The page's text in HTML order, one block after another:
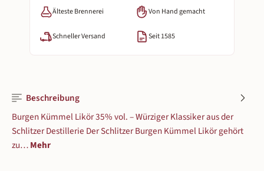
Älteste Brennerei Von Hand gemacht
Schneller Versand Seit 1585
Beschreibung
Burgen Kümmel Likör 35% vol. – Würziger Klassiker aus der
Schlitzer Destillerie Der Schlitzer Burgen Kümmel Likör gehört
zu…Mehr